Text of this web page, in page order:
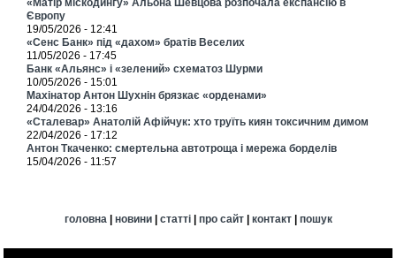
«Матір міскодингу» Альона Шевцова розпочала експансію в
Європу
19/05/2026 - 12:41
«Сенс Банк» під «дахом» братів Веселих
11/05/2026 - 17:45
Банк «Альянс» і «зелений» схематоз Шурми
10/05/2026 - 15:01
Махінатор Антон Шухнін брязкає «орденами»
24/04/2026 - 13:16
«Сталевар» Анатолій Афійчук: хто труїть киян токсичним димом
22/04/2026 - 17:12
Антон Ткаченко: смертельна автотроща і мережа борделів
15/04/2026 - 11:57
головна| новини| статті| про сайт| контакт| пошук